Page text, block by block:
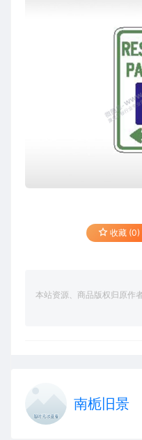
收藏 (0)
本站资源、商品版权归原作
南栀旧景